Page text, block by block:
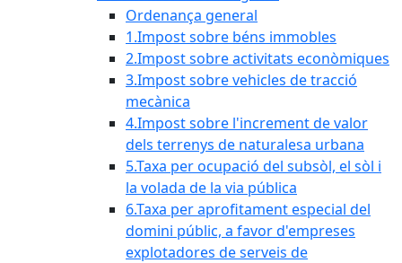
Ordenança general
1.Impost sobre béns immobles
2.Impost sobre activitats econòmiques
3.Impost sobre vehicles de tracció
mecànica
4.Impost sobre l'increment de valor
dels terrenys de naturalesa urbana
5.Taxa per ocupació del subsòl, el sòl i
la volada de la via pública
6.Taxa per aprofitament especial del
domini públic, a favor d'empreses
explotadores de serveis de